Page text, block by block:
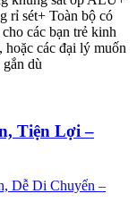
rỉ sét+ Toàn bộ có
các bạn trẻ kinh
hoặc các đại lý muốn
dù
Tiện Lợi –